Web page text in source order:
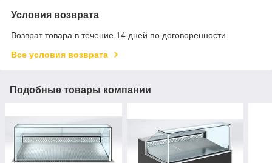
Условия возврата
Возврат товара в течение 14 дней по договоренности
Все условия возврата
Подобные товары компании